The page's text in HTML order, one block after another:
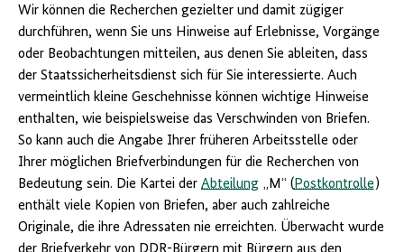
Wir können die Recherchen gezielter und damit zügiger
durchführen, wenn Sie uns Hinweise auf Erlebnisse, Vorgänge
oder Beobachtungen mitteilen, aus denen Sie ableiten, dass
der Staatssicherheitsdienst sich für Sie interessierte. Auch
vermeintlich kleine Geschehnisse können wichtige Hinweise
enthalten, wie beispielsweise das Verschwinden von Briefen.
So kann auch die Angabe Ihrer früheren Arbeitsstelle oder
Ihrer möglichen Briefverbindungen für die Recherchen von
Bedeutung sein. Die Kartei der Abteilung „M“ (Postkontrolle)
enthält viele Kopien von Briefen, aber auch zahlreiche
Originale, die ihre Adressaten nie erreichten. Überwacht wurde